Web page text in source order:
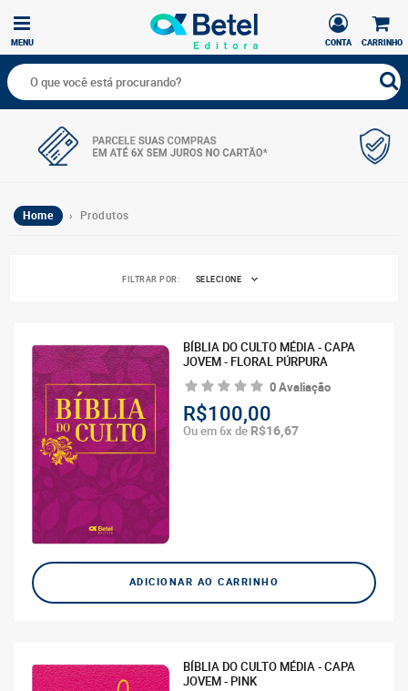
CARRINHO
CONTA
MENU
Home › Produtos
FILTRAR POR: SELECIONE
BÍBLIA DO CULTO MÉDIA - CAPA
JOVEM - FLORAL PÚRPURA
0 Avaliação
R$100,00
Ou em 6x de R$16,67
ADICIONAR AO CARRINHO
BÍBLIA DO CULTO MÉDIA - CAPA
JOVEM - PINK